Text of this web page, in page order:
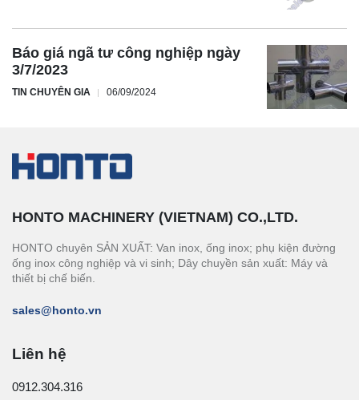
Báo giá ngã tư công nghiệp ngày
3/7/2023
TIN CHUYÊN GIA 06/09/2024
HONTO MACHINERY (VIETNAM) CO.,LTD.
HONTO chuyên SẢN XUẤT: Van inox, ống inox; phụ kiện đường
ống inox công nghiệp và vi sinh; Dây chuyền sản xuất: Máy và
thiết bị chế biến.
sales@honto.vn
Liên hệ
0912.304.316